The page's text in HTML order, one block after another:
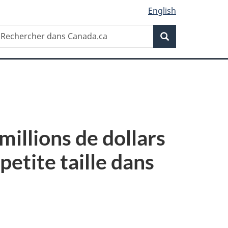
English
Recherche
de dollars
taille dans